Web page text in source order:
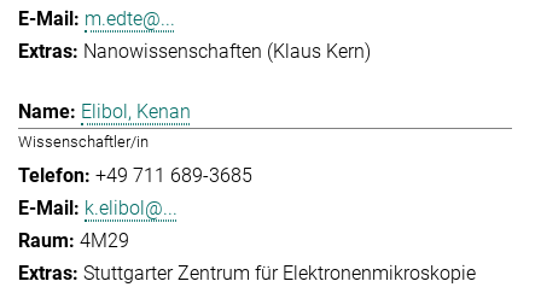
m.edte@...
Nanowissenschaften (Klaus Kern)
Elibol, Kenan
Wissenschaftler/in
+49 711 689-3685
k.elibol@...
4M29
Stuttgarter Zentrum für Elektronenmikroskopie